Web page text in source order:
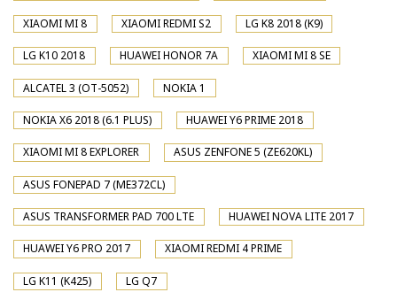
XIAOMI MI 8 XIAOMI REDMI S2 LG K8 2018 (K9)
LG K10 2018 HUAWEI HONOR 7A XIAOMI MI 8 SE
ALCATEL 3 (OT-5052) NOKIA 1
NOKIA X6 2018 (6.1 PLUS) HUAWEI Y6 PRIME 2018
XIAOMI MI 8 EXPLORER ASUS ZENFONE 5 (ZE620KL)
ASUS FONEPAD 7 (ME372CL)
ASUS TRANSFORMER PAD 700 LTE HUAWEI NOVA LITE 2017
HUAWEI Y6 PRO 2017 XIAOMI REDMI 4 PRIME
LG K11 (K425) LG Q7